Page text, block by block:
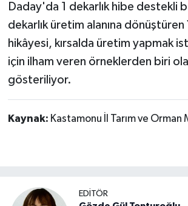
Daday'da 1 dekarlık hibe destekli
dekarlık üretim alanına dönüştüren
hikâyesi, kırsalda üretim yapmak
için ilham veren örneklerden biri
gösteriliyor.
Kaynak: Kastamonu İl Tarım ve Orman
EDİTÖR